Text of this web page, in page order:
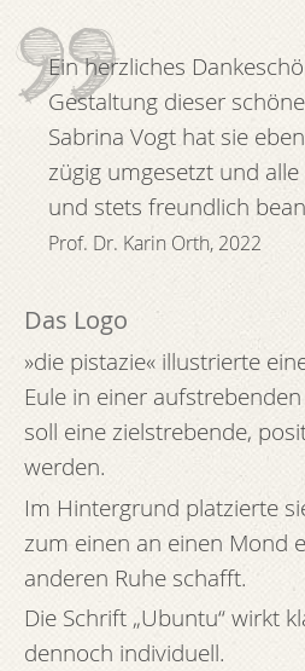
Ein herzliches
Gestaltung dieser
Sabrina Vogt hat sie
zügig umgesetzt und
und stets freundlich
Prof. Dr. Karin Orth, 2022
Das Logo
»die pistazie« illustrierte
Eule in einer
soll eine zielstrebende,
werden.
Im Hintergrund platzierte
zum einen an einen Mond
anderen Ruhe schafft.
Die Schrift „Ubuntu“ wirkt
dennoch individuell.